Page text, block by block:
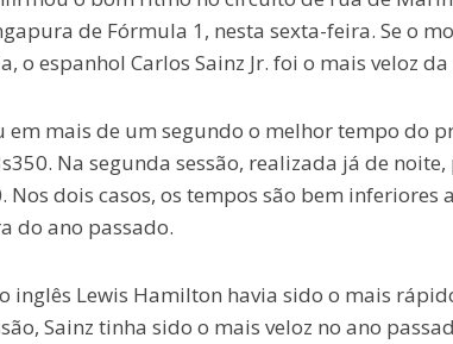
de Fórmula 1, nesta sexta-feira. Se o
o espanhol Carlos Sainz Jr. foi o mais veloz
em mais de um segundo o melhor tempo do
Na segunda sessão, realizada já de
Nos dois casos, os tempos são bem inferiores
do ano passado.
inglês Lewis Hamilton havia sido o mais
Sainz tinha sido o mais veloz no ano